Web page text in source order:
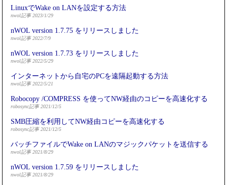
LinuxでWake on LANを設定する方法
nwol記事 2023/1/29
nWOL version 1.7.75 をリリースしました
nwol記事 2022/7/9
nWOL version 1.7.73 をリリースしました
nwol記事 2022/5/29
インターネットから自宅のPCを遠隔起動する方法
nwol記事 2022/5/21
Robocopy /COMPRESS を使ってNW経由のコピーを高速化する
robosync記事 2021/12/5
SMB圧縮を利用してNW経由コピーを高速化する
robosync記事 2021/12/5
バッチファイルでWake on LANのマジックパケットを送信する
nwol記事 2021/8/29
nWOL version 1.7.59 をリリースしました
nwol記事 2021/8/29